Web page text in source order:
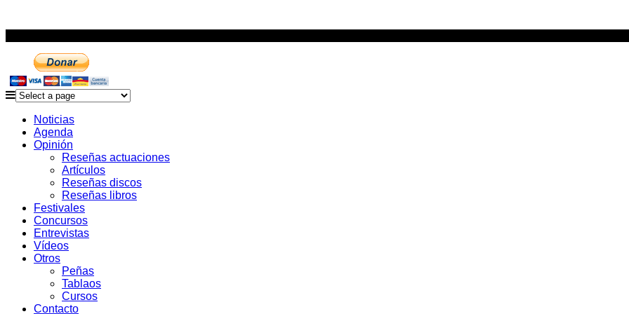
Noticias
Agenda
Opinión
Reseñas actuaciones
Artículos
Reseñas discos
Reseñas libros
Festivales
Concursos
Entrevistas
Vídeos
Otros
Peñas
Tablaos
Cursos
Contacto